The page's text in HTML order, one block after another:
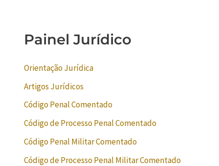
Painel Jurídico
Orientação Jurídica
Artigos Jurídicos
Código Penal Comentado
Código de Processo Penal Comentado
Código Penal Militar Comentado
Código de Processo Penal Militar Comentado